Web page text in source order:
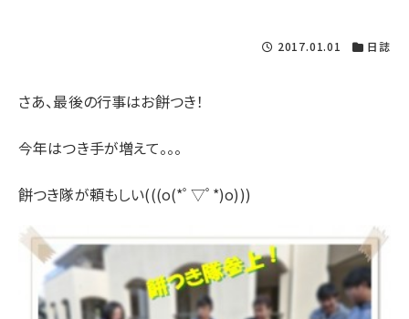
2017.01.01 日誌
さあ、最後の行事はお餅つき！
今年はつき手が増えて。。。
餅つき隊が頼もしい(((o(*ﾟ▽ﾟ*)o)))